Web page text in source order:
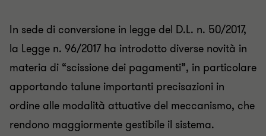
In sede di conversione in legge del D.L. n. 50/2017,
la Legge n. 96/2017 ha introdotto diverse novità in
materia di “scissione dei pagamenti”, in particolare
apportando talune importanti precisazioni in
ordine alle modalità attuative del meccanismo, che
rendono maggiormente gestibile il sistema.